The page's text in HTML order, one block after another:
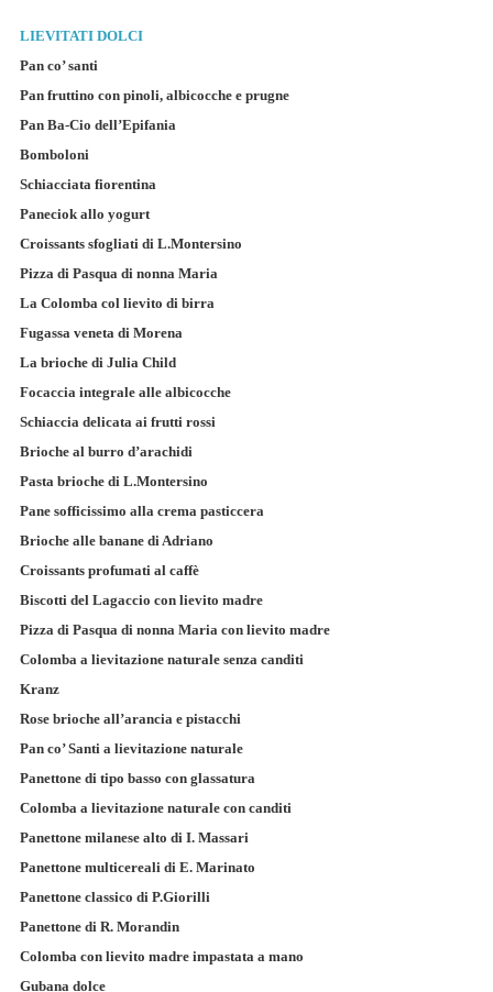
LIEVITATI DOLCI
Pan co’ santi
Pan fruttino con pinoli, albicocche e prugne
Pan Ba-Cio dell’Epifania
Bomboloni
Schiacciata fiorentina
Paneciok allo yogurt
Croissants sfogliati di L.Montersino
Pizza di Pasqua di nonna Maria
La Colomba col lievito di birra
Fugassa veneta di Morena
La brioche di Julia Child
Focaccia integrale alle albicocche
Schiaccia delicata ai frutti rossi
Brioche al burro d’arachidi
Pasta brioche di L.Montersino
Pane sofficissimo alla crema pasticcera
Brioche alle banane di Adriano
Croissants profumati al caffè
Biscotti del Lagaccio con lievito madre
Pizza di Pasqua di nonna Maria con lievito madre
Colomba a lievitazione naturale senza canditi
Kranz
Rose brioche all’arancia e pistacchi
Pan co’ Santi a lievitazione naturale
Panettone di tipo basso con glassatura
Colomba a lievitazione naturale con canditi
Panettone milanese alto di I. Massari
Panettone multicereali di E. Marinato
Panettone classico di P.Giorilli
Panettone di R. Morandin
Colomba con lievito madre impastata a mano
Gubana dolce